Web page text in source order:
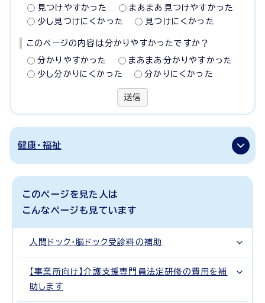
見つけやすかった
まあまあ見つけやすかった
少し見つけにくかった
見つけにくかった
このページの内容は分かりやすかったですか？
分かりやすかった
まあまあ分かりやすかった
少し分かりにくかった
分かりにくかった
送信
健康・福祉
このページを見た人は
こんなページも見ています
人間ドック・脳ドック受診料の補助
【事業所向け】介護支援専門員法定研修の費用を補
助します